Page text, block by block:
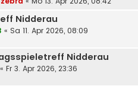
Nidderau
« Sa 11. Apr 2026, 08:09
Nidderau
« Fr 3. Apr 2026, 23:36